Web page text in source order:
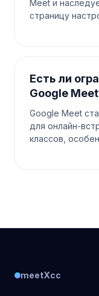
Meet и
страницу
Есть ли
Google
Google Meet
для онлайн-
классов,
meetXcc